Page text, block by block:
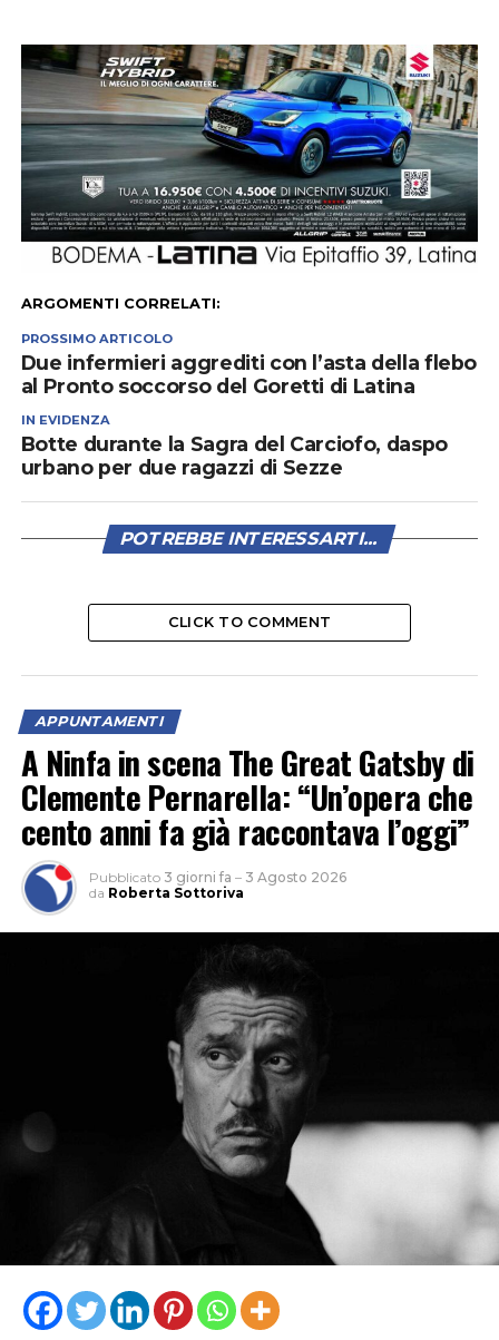
ARGOMENTI CORRELATI:
PROSSIMO ARTICOLO
Due infermieri aggrediti con l’asta della flebo
al Pronto soccorso del Goretti di Latina
IN EVIDENZA
Botte durante la Sagra del Carciofo, daspo
urbano per due ragazzi di Sezze
POTREBBE INTERESSARTI...
CLICK TO COMMENT
APPUNTAMENTI
A Ninfa in scena The Great Gatsby di
Clemente Pernarella: “Un’opera che
cento anni fa già raccontava l’oggi”
Pubblicato 3 giorni fa – 3 Agosto 2026
da Roberta Sottoriva